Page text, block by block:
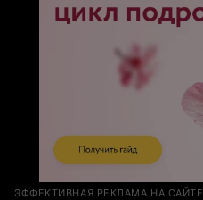
ЭФФЕКТИВНАЯ РЕКЛАМА НА САЙТЕ